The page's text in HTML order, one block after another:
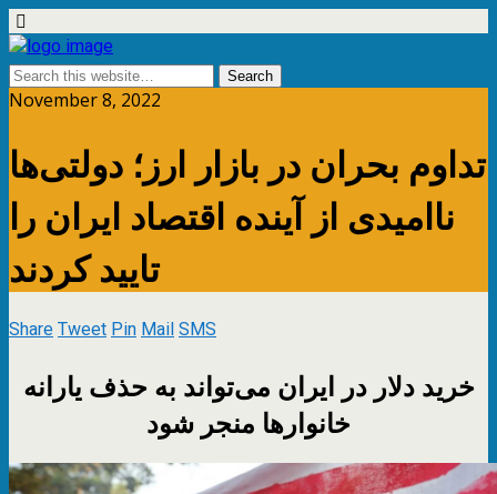
November 8, 2022
تداوم بحران در بازار ارز؛ دولتی‌ها
ناامیدی از آینده اقتصاد ایران را
تایید کردند
ShareTweetPinMailSMS
خرید دلار در ایران می‌تواند به حذف یارانه
خانوار‌ها منجر شود